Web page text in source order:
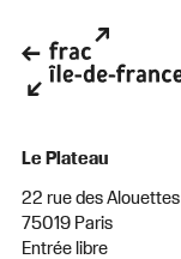
Le Plateau
22 rue des Alouettes
75019 Paris
Entrée libre